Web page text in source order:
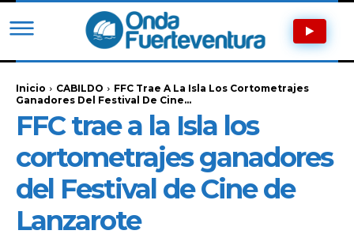
Inicio CABILDO
FFC Trae A La Isla Los Cortometrajes
Ganadores Del Festival De Cine...
FFC trae a la Isla los
cortometrajes ganadores
del Festival de Cine de
Lanzarote